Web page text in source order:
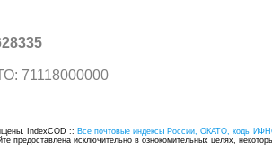
71118000000
IndexCOD :: Все почтовые индексы России, ОКАТО, коды
предоставлена исключительно в ознокомительных целях,